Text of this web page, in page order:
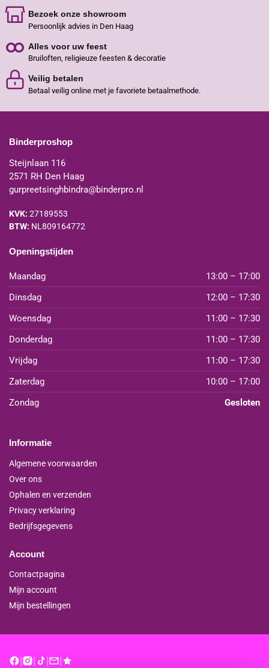
Bezoek onze showroom
Persoonlijk advies in Den Haag
Alles voor uw feest
Bruiloften, religieuze feesten & decoratie
Veilig betalen
Betaal veilig online met je favoriete betaalmethode.
Binderproshop
Steijnlaan 116
2571 RH Den Haag
gurpreetsinghbindra@binderpro.nl
KVK: 27189553
BTW: NL809164772
Openingstijden
Maandag
13:00 – 17:00
Dinsdag
12:00 – 17:30
Woensdag
11:00 – 17:30
Donderdag
11:00 – 17:30
Vrijdag
11:00 – 17:30
Zaterdag
10:00 – 17:00
Zondag
Gesloten
Informatie
Algemene voorwaarden
Over ons
Ophalen en verzenden
Privacy verklaring
Bedrijfsgegevens
Account
Contactpagina
Mijn account
Mijn bestellingen